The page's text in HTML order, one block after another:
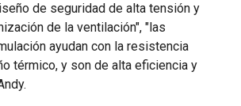
de seguridad de alta tensión y
de la ventilación", "las
ayudan con la resistencia
térmico, y son de alta eficiencia y